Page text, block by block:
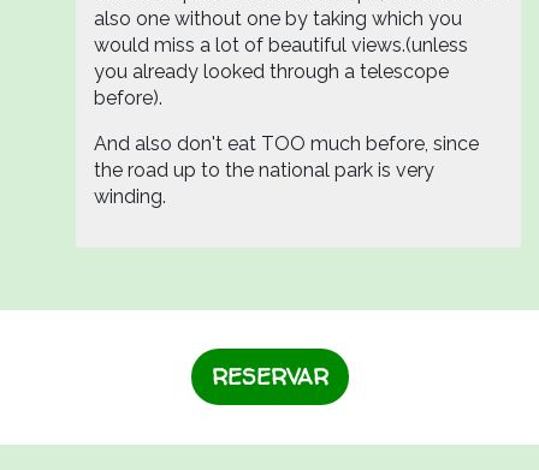
also one without one by taking which you
would miss a lot of beautiful views.(unless
you already looked through a telescope
before).
And also don't eat TOO much before, since
the road up to the national park is very
winding.
RESERVAR